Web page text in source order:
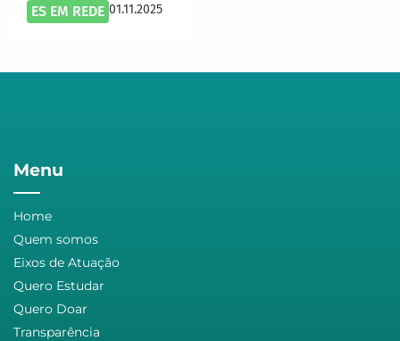
ES EM REDE 01.11.2025
Menu
Home
Quem somos
Eixos de Atuação
Quero Estudar
Quero Doar
Transparência